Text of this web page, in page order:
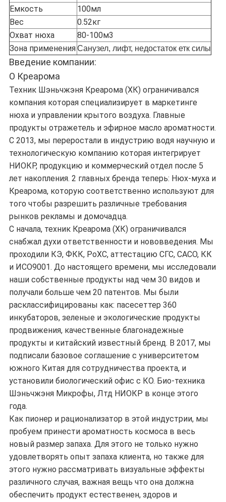
Емкость
100мл
Вес
0.52кг
Охват нюха
80-100м3
Зона примененияСанузел, лифт, недостаток етк силы
Введение компании:
О Креарома
Техник Шэньчжэня Креарома (ХК) ограничивался
компания которая специализирует в маркетинге
нюха и управлении крытого воздуха. Главные
продукты отражетель и эфирное масло ароматности.
С 2013, мы переростали в индустрию водя научную и
технологическую компанию которая интегрирует
НИОКР, продукцию и коммерческий отдел после 5
лет накопления. 2 главных бренда теперь: Нюх-муха и
Креарома, которую соответственно используют для
того чтобы разрешить различные требования
рынков рекламы и домочадца.
С начала, техник Креарома (ХК) ограничивался
снабжал духи ответственности и нововведения. Мы
проходили КЭ, ФКК, РоХС, аттестацию СГС, САСО, КК
и ИСО9001. До настоящего времени, мы исследовали
наши собственные продукты над чем 30 видов и
получали больше чем 20 патентов. Мы были
расклассифицированы как: пасесеттер 360
инкубаторов, зеленые и экологические продукты
продвижения, качественные благонадежные
продукты и китайский известный бренд. В 2017, мы
подписали базовое соглашение с университетом
южного Китая для сотрудничества проекта, и
установили биологический офис с КО. Био-техника
Шэньчжэня Микрофы, Лтд НИОКР в конце этого
года.
Как пионер и рационализатор в этой индустрии, мы
пробуем принести ароматность космоса в весь
новый размер запаха. Для этого не только нужно
удовлетворять опыт запаха клиента, но также для
этого нужно рассматривать визуальные эффекты
различного случая, важная вещь что она должна
обеспечить продукт естественен, здоров и